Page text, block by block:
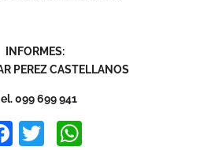
INFORMES:
PEREZ CASTELLANOS
099 699 941
Facebook
Twitter